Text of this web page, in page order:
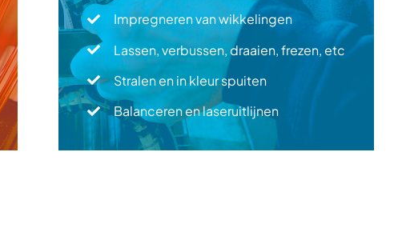
Impregneren van wikkelingen
Lassen, verbussen, draaien, frezen, etc
Stralen en in kleur spuiten
Balanceren en laseruitlijnen